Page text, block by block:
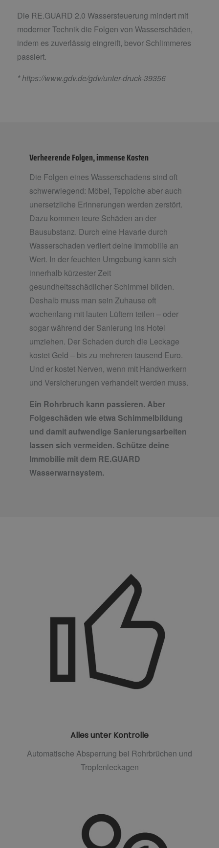
Die RE.GUARD 2.0 Wassersteuerung mindert mit
moderner Technik die Folgen von Wasserschäden,
indem es zuverlässig eingreift, bevor Schlimmeres
passiert.
*https://www.gdv.de/gdv/unter-druck-39356
Verheerende Folgen, immense Kosten
Die Folgen eines Wasserschadens sind oft
schwerwiegend: Möbel, Teppiche aber auch
unersetzliche Erinnerungen werden zerstört.
Dazu kommen teure Schäden an der
Bausubstanz. Durch eine Havarie durch
Wasserschaden verliert deine Immobilie an
Wert. In der feuchten Umgebung kann sich
innerhalb kürzester Zeit
gesundheitsschädlicher Schimmel bilden.
Deshalb muss man sein Zuhause oft
wochenlang mit lauten Lüftern teilen – oder
sogar während der Sanierung ins Hotel
umziehen. Der Schaden durch die Leckage
kostet Geld – bis zu mehreren tausend Euro.
Und er kostet Nerven, wenn mit Handwerkern
und Versicherungen verhandelt werden muss.
Ein Rohrbruch kann passieren. Aber
Folgeschäden wie etwa Schimmelbildung
und damit aufwendige Sanierungsarbeiten
lassen sich vermeiden. Schütze deine
Immobilie mit dem RE.GUARD
Wasserwarnsystem.
Alles unter Kontrolle
Automatische Absperrung bei Rohrbrüchen und
Tropfenleckagen